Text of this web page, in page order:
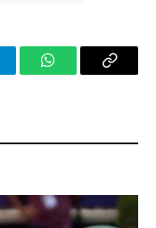
WhatsAppCopy